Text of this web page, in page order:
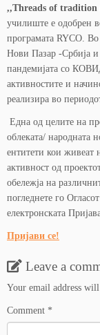
,,Threads of tradition
училиште е одобрен
програмата RYCO.
Нови Пазар -Србија и
пандемијата со
активностите и
реализира во
Една од целите на
облеката/ народната
ентитети кои живеат
активност од
обележја на
погледнете го
електронската
Пријави се!
Leave a
Your email address
Comment *